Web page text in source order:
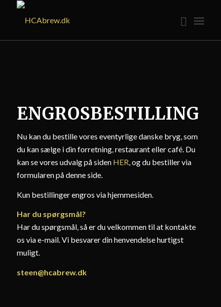
ENGROSBESTILLING
Nu kan du bestille vores eventyrlige danske bryg, som
du kan sælge i din forretning, restaurant eller café. Du
kan se vores udvalg på siden HER, og du bestiller via
formularen på denne side.
Kun bestillinger engros via hjemmesiden.
Har du spørgsmål?
Har du spørgsmål, så er du velkommen til at kontakte
os via e-mail. Vi besvarer din henvendelse hurtigst
muligt.
steen@hcabrew.dk